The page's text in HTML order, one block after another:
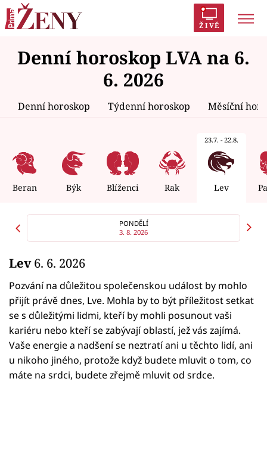
ŽIVĚ
Trendy: Polabí Inspekce Prostřeno!
AYTO?
Zrádci Proměny
Témata
Celebrity
Seriály
Horoskopy
Sledujte prima+
Filmový festival Karlovy Vary
Pořady
Denní horoskop LVA na 6.
6. 2026
Denní horoskop Týdenní horoskop Měsíční
Beran Býk Blíženci Rak
23.7. - 22.8.
Lev
PONDĚLÍ
3. 8. 2026
Lev6. 6. 2026
Pozvání na důležitou společenskou událost by mohlo
přijít právě dnes, Lve. Mohla by to být příležitost setkat
se s důležitými lidmi, kteří by mohli posunout vaši
kariéru nebo kteří se zabývají oblastí, jež vás zajímá.
Vaše energie a nadšení se neztratí ani u těchto lidí, ani
u nikoho jiného, protože když budete mluvit o tom, co
máte na srdci, budete zřejmě mluvit od srdce.